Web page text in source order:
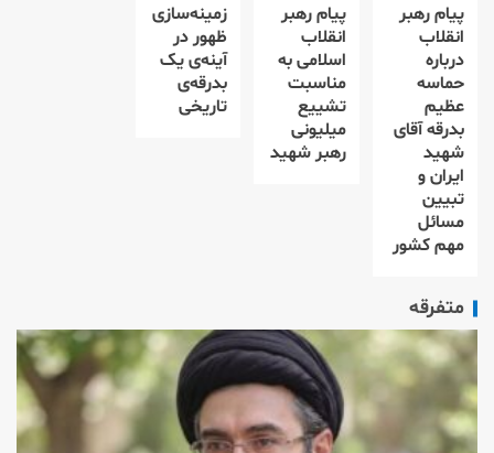
پیام رهبر
انقلاب
درباره
حماسه
عظیم
بدرقه آقای
شهید
ایران و
تبیین
مسائل
مهم کشور
پیام رهبر
انقلاب
اسلامی به
مناسبت
تشییع
میلیونی
رهبر شهید
زمینه‌سازی
ظهور در
آینه‌ی یک
بدرقه‌ی
تاریخی
متفرقه